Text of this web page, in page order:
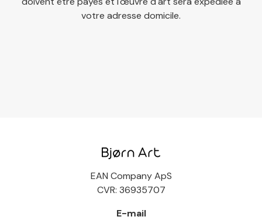
votre adresse domicile.
EAN Company ApS
CVR: 36935707
E-mail